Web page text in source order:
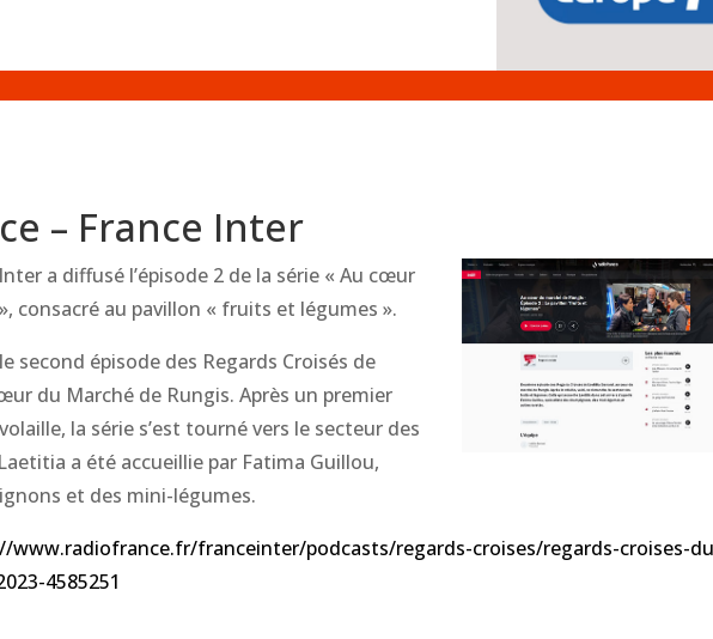
– France Inter
a diffusé l’épisode 2 de la série « Au cœur
consacré au pavillon « fruits et légumes ».
second épisode des Regards Croisés de
du Marché de Rungis. Après un premier
la série s’est tourné vers le secteur des
a été accueillie par Fatima Guillou,
et des mini-légumes.
www.radiofrance.fr/franceinter/podcasts/regards-croises/regards-croises-
4585251